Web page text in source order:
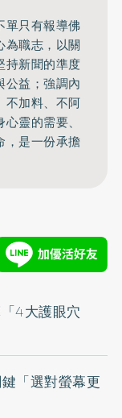
單只有報導佛
為職志，以關
持新聞的準度
公益；強調內
不加料、不阿
靈的需要、
，是一份承擔
4大護眼穴
「選對螢幕更